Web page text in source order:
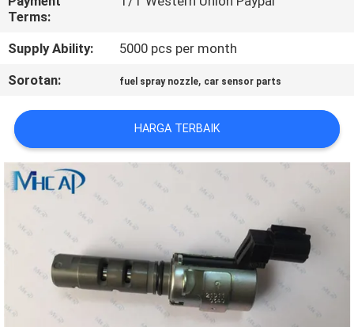
HUBUNGI
KAMI
PERMINTAAN
PENAWARAN
SITEMAP
PRIVACY
POLICY
Terms:
Supply Ability:
5000 pcs per month
Sorotan:
fuel spray nozzle, car sensor parts
HARGA TERBAIK